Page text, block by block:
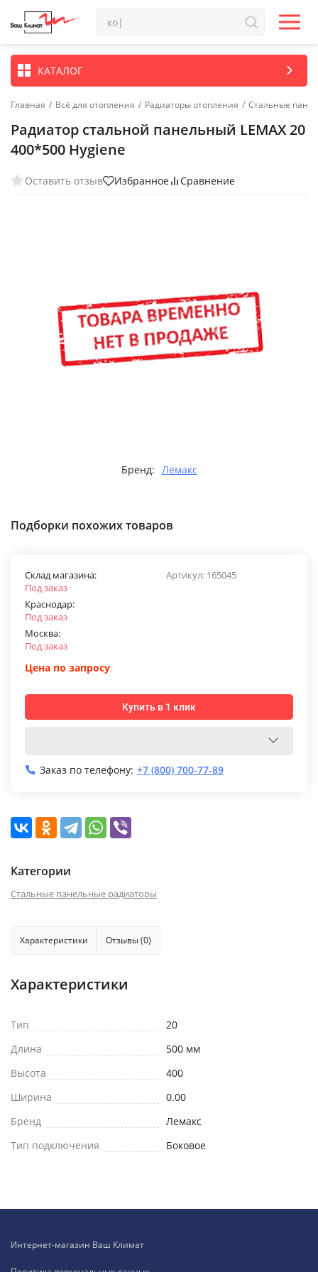
КАТАЛОГ
Главная / Всё для отопления / Радиаторы отопления / Стальные
Радиатор стальной панельный LEMAX 20
400*500 Hygiene
Оставить отзыв Избранное Сравнение
Бренд: Лемакс
Подборки похожих товаров
Артикул: 165045
Склад магазина:
Под заказ
Краснодар:
Под заказ
Москва:
Под заказ
Цена по запросу
Купить в 1 клик
Заказ по телефону: +7 (800) 700-77-89
Категории
Стальные панельные радиаторы
Характеристики Отзывы (0)
Характеристики
Тип
20
Длина
500 мм
Высота
400
Ширина
0.00
Бренд
Лемакс
Тип подключения
Боковое
Интернет-магазин Ваш Климат